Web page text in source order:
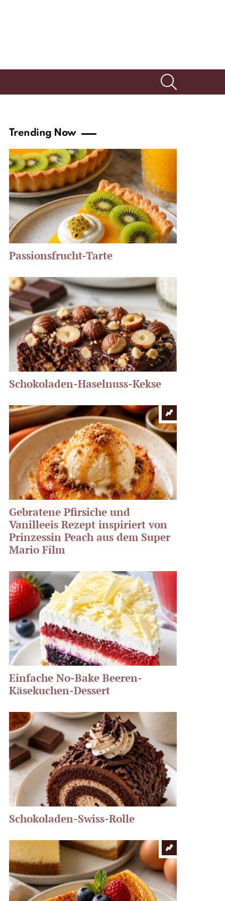
Trending Now
Passionsfrucht-Tarte
Schokoladen-Haselnuss-Kekse
Gebratene Pfirsiche und
Vanilleeis Rezept inspiriert von
Prinzessin Peach aus dem Super
Mario Film
Einfache No-Bake Beeren-
Käsekuchen-Dessert
Schokoladen-Swiss-Rolle